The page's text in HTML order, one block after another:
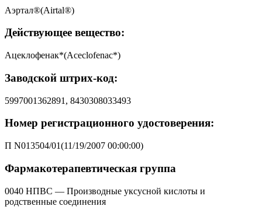
Аэртал®(Airtal®)
Действующее вещество:
Ацеклофенак*(Aceclofenac*)
Заводской штрих-код:
5997001362891, 8430308033493
Номер регистрационного удостоверения:
П N013504/01(11/19/2007 00:00:00)
Фармакотерапевтическая группа
0040 НПВС — Производные уксусной кислоты и
родственные соединения